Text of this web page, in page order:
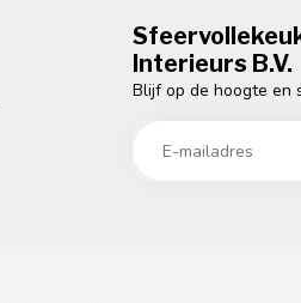
Interieurs B.V.
Blijf op de hoogte en